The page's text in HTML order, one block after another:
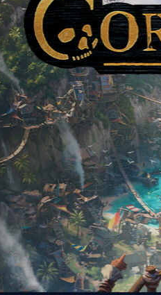
2026-08-06 [마블 투혼: 파이팅
2026-08-05 [킬 더 쉐도우 한국
2026-08-07 8월 1주 다이렉트
2026-08-06 [드래곤즈 도그마
2026-08-06 일부 금융기관 점검